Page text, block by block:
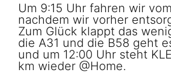
Um 9:15 Uhr fahren wir
nachdem wir vorher
Zum Glück klappt das
die A31 und die B58 geht
und um 12:00 Uhr steht
km wieder @Home.